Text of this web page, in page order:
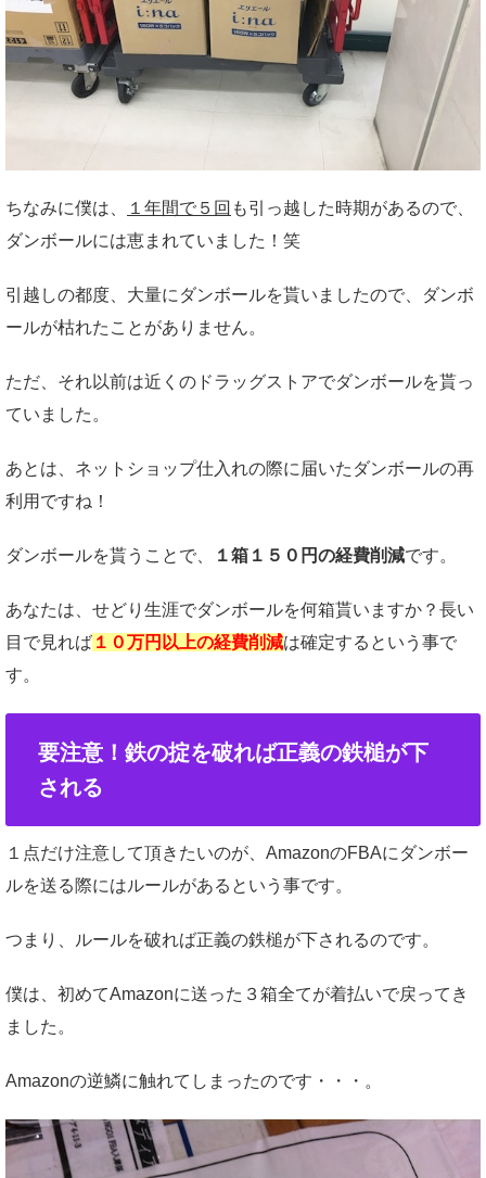
ちなみに僕は、 １年間で５回 も引っ越した時期があるので、
ダンボールには恵まれていました！笑
引越しの都度、大量にダンボールを貰いましたので、ダンボ
ールが枯れたことがありません。
ただ、それ以前は近くのドラッグストアでダンボールを貰っ
ていました。
あとは、ネットショップ仕入れの際に届いたダンボールの再
利用ですね！
ダンボールを貰うことで、 １箱１５０円の経費削減です。
あなたは、せどり生涯でダンボールを何箱貰いますか？長い
目で見れば １０万円以上の経費削減は確定するという事で
す。
要注意！鉄の掟を破れば正義の鉄槌が下
される
１点だけ注意して頂きたいのが、AmazonのFBAにダンボー
ルを送る際にはルールがあるという事です。
つまり、ルールを破れば正義の鉄槌が下されるのです。
僕は、初めてAmazonに送った３箱全てが着払いで戻ってき
ました。
Amazonの逆鱗に触れてしまったのです・・・。